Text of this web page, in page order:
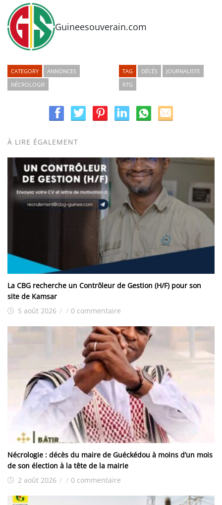
Guineesouverain.com
CATEGORY
ANNONCES
NÉCROLOGIE
TAG DÉCÈS
JOURNALISTE
RTG
À LIRE ÉGALEMENT
La CBG recherche un Contrôleur de Gestion (H/F) pour son
site de Kamsar
5 août 2026 / / 0 commentaire
Nécrologie : décès du maire de Guéckédou à moins d’un mois
de son élection à la tête de la mairie
2 août 2026 / / 0 commentaire